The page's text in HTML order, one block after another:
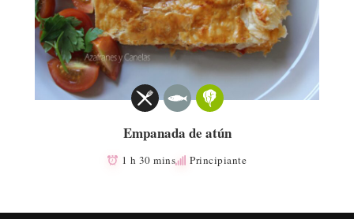
Empanada de atún
1 h 30 mins Principiante